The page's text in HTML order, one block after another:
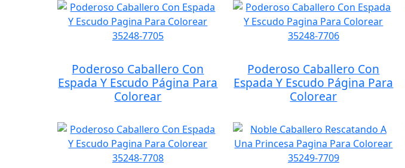
Poderoso Caballero Con
Espada Y Escudo Página Para
Colorear
Poderoso Caballero Con
Espada Y Escudo Página Para
Colorear